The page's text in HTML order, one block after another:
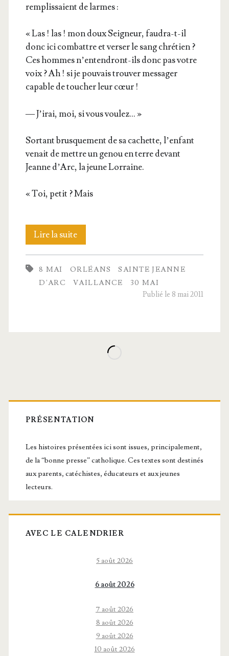
rem­plis­saient de larmes :
« Las ! las ! mon doux Sei­gneur, fau­dra-t-il
donc ici com­battre et ver­ser le sang chré­tien ?
Ces hommes n’en­ten­dront-ils donc pas votre
voix ? Ah ! si je pou­vais trou­ver mes­sa­ger
capable de tou­cher leur cœur !
— J’i­rai, moi, si vous voulez… »
Sor­tant brus­que­ment de sa cachette, l’en­fant
venait de mettre un genou en terre devant
Jeanne d’Arc, la jeune Lorraine.
« Toi, petit ? Mais
Lire la suiteMis­
sion
de nuit
8 MAI ORLÉANS
SAINTE JEANNE
D'ARC
VAILLANCE
30 MAI
Publié le 8 mai 2011
Barre
latérale
principale
PRÉSENTATION
Les histoires présentées ici sont issues, principalement,
de la “bonne presse” catholique. Ces textes sont destinés
aux parents, catéchistes, éducateurs et aux jeunes
lecteurs.
AVEC LE CALENDRIER
5 août 2026
6 août 2026
7 août 2026
8 août 2026
9 août 2026
10 août 2026